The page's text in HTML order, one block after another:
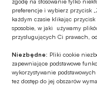
preferencje i wybierz przycisk
każdym czasie klikając przycisk
sposobie, w jaki używamy
przysługujących Ci prawach,
Niezbędne: Pliki cookie
zapewniające podstawowe
wykorzystywanie
tez dostęp do jej obszarów
Z